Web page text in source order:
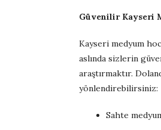
Güvenilir Kayseri
Kayseri medyum
aslında sizlerin
araştırmaktır.
yönlendirebilirsiniz:
Sahte